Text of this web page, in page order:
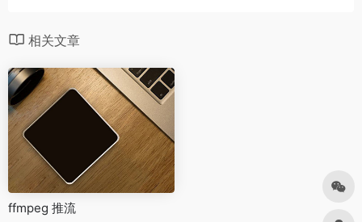
相关文章
ffmpeg 推流